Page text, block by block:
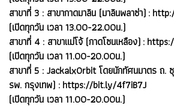
สาขาที่ 3 : สาขากาดมาลิน (มาลินพลาซ่า) :
(เปิดทุกวัน เวลา 13.00-22.00น.)
สาขาที่ 4 : สาขาแม่โจ้ (กาดโซนเหลือง) :
(เปิดทุกวัน เวลา 11.00-20.00น.)
สาขาที่ 5 : JackalxOrbit โดยนักทัศนมาตร ถ.
รพ. กรุงเทพ) : https://bit.ly/4f7iB7J
(เปิดทุกวัน เวลา 11.00-20.00น.)